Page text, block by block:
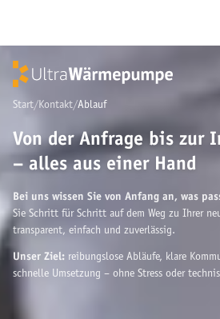
Wärmepumpen
Beratung
Förderung
Sanitär
Klimaanlagen
Standorte
Blog
Über uns
Kontakt
Angebot einholen
Start/Kontakt/Ablauf
Von der Anfrage bis zur
– alles aus einer Hand
Bei uns wissen Sie von Anfang an, was
Sie Schritt für Schritt auf dem Weg zu Ihrer
transparent, einfach und zuverlässig.
Unser Ziel: reibungslose Abläufe, klare
schnelle Umsetzung – ohne Stress oder